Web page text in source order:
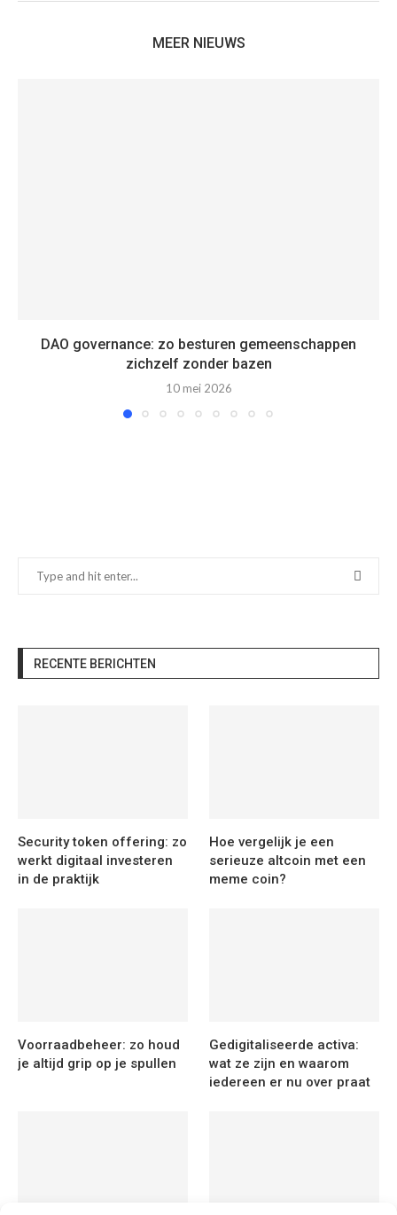
MEER NIEUWS
DAO governance: zo besturen gemeenschappen
zichzelf zonder bazen
10 mei 2026
RECENTE BERICHTEN
Security token offering: zo
werkt digitaal investeren
in de praktijk
Hoe vergelijk je een
serieuze altcoin met een
meme coin?
Voorraadbeheer: zo houd
je altijd grip op je spullen
Gedigitaliseerde activa:
wat ze zijn en waarom
iedereen er nu over praat